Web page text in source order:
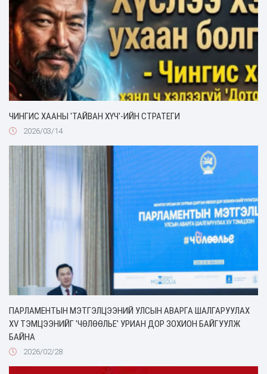
ЧИНГИС ХААНЫ 'ТАЙВАН ХҮЧ'-ИЙН СТРАТЕГИ
2026/03/14
ПАРЛАМЕНТЫН МЭТГЭЛЦЭЭНИЙ УЛСЫН АВАРГА ШАЛГАРУУЛАХ
XV ТЭМЦЭЭНИЙГ 'ЧӨЛӨӨЛЬЕ' УРИАН ДОР ЗОХИОН БАЙГУУЛЖ
БАЙНА
2026/02/28